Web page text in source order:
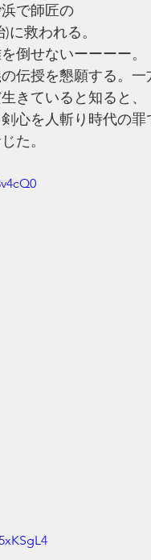
で師匠の
に救われる。
倒せないーーーー。
伝授を懇願する。一
きていると知ると、
心を人斬り時代の罪
た。